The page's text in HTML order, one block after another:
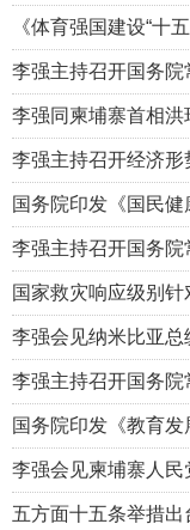
记关于上半年经济
讲话精神
《体育强国建设“十
质量发展
李强主持召开国务
质和“六张网”规划建
李强同柬埔寨首相洪
李强主持召开经济
国务院印发《国民健
李强主持召开国务
救灾工作等
国家救灾响应级别
部署重点地区防汛防
李强会见纳米比亚总
李强主持召开国务
况汇报等
国务院印发《教育发
李强会见柬埔寨人
五方面十五条举措